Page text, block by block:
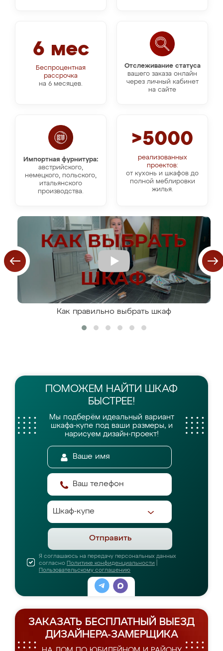
Отслеживание статуса
вашего заказа онлайн
через личный кабинет
на сайте
6 мес
Беспроцентная
рассрочка
на 6 месяцев.
Импортная фурнитура:
австрийского,
немецкого, польского,
итальянского
производства.
>5000
реализованных
проектов:
от кухонь и шкафов до
полной меблировки
жилья.
Как правильно выбрать шкаф
ПОМОЖЕМ НАЙТИ ШКАФ
БЫСТРЕЕ!
Мы подберём идеальный вариант
шкафа-купе под ваши размеры, и
нарисуем дизайн-проект!
Отправить
Я соглашаюсь на передачу персональных данных
согласно Политике конфиденциальности
Пользовательскому соглашению
ЗАКАЗАТЬ БЕСПЛАТНЫЙ ВЫЕЗД
ДИЗАЙНЕРА-ЗАМЕРЩИКА